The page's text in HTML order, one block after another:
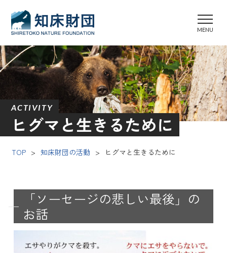
ACTIVITY
ヒグマと生きるために
TOP > 知床財団の活動 > ヒグマと生きるために
「ソーセージの悲しい最後」の
お話